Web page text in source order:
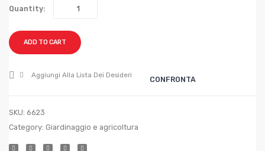
Quantity:
ADD TO CART
Aggiungi Alla Lista Dei Desideri CONFRONTA
SKU: 6623
Category: Giardinaggio e agricoltura